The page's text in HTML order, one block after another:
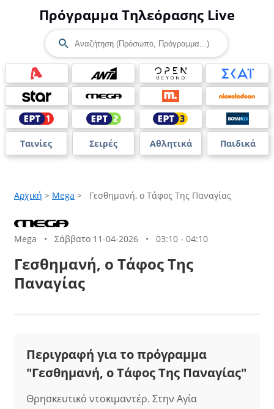
Πρόγραμμα Τηλεόρασης Live
Ταινίες Σειρές Αθλητικά Παιδικά
Αρχική > Mega > Γεσθημανή, ο Τάφος Της Παναγίας
Mega • Σάββατο 11-04-2026 • 03:10 - 04:10
Γεσθημανή, ο Τάφος Της
Παναγίας
Περιγραφή για το πρόγραμμα
"Γεσθημανή, ο Τάφος Της Παναγίας"
Θρησκευτικό ντοκιμαντέρ. Στην Αγία